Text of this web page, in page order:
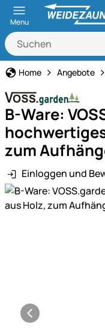
Menu
Home Angebote
B-Ware:
zum
Einloggen und
Produktgalerie